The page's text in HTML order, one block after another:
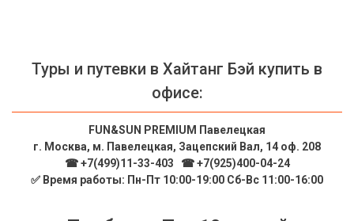
Туры и путевки в Хайтанг Бэй купить в
офисе:
FUN&SUN PREMIUM Павелецкая
г. Москва, м. Павелецкая, Зацепский Вал, 14 оф. 208
☎ +7(499)11-33-403
☎ +7(925)400-04-24
✅ Время работы: Пн-Пт 10:00-19:00 Сб-Вс 11:00-16:00